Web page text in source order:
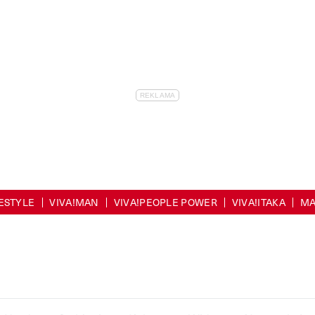
VIVA!MAN VIVA!PEOPLE POWER VIVA!ITAKA